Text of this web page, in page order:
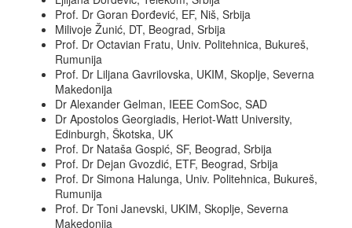
Prof. Dr Goran Đorđević, EF, Niš, Srbija
Milivoje Žunić, DT, Beograd, Srbija
Prof. Dr Octavian Fratu, Univ. Politehnica, Bukureš,
Rumunija
Prof. Dr Liljana Gavrilovska, UKIM, Skoplje, Severna
Makedonija
Dr Alexander Gelman, IEEE ComSoc, SAD
Dr Apostolos Georgiadis, Heriot-Watt University,
Edinburgh, Škotska, UK
Prof. Dr Nataša Gospić, SF, Beograd, Srbija
Prof. Dr Dejan Gvozdić, ETF, Beograd, Srbija
Prof. Dr Simona Halunga, Univ. Politehnica, Bukureš,
Rumunija
Prof. Dr Toni Janevski, UKIM, Skoplje, Severna
Makedonija